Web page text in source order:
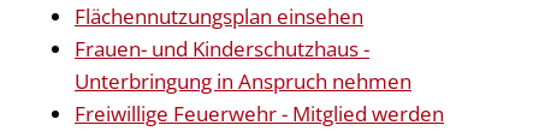
Flächennutzungsplan einsehen
Frauen- und Kinderschutzhaus -
Unterbringung in Anspruch nehmen
Freiwillige Feuerwehr - Mitglied werden